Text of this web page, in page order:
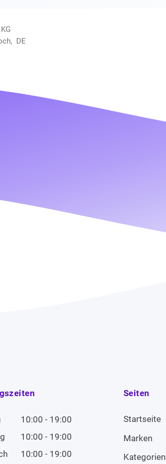
DE
10:00 - 19:00
10:00 - 19:00
10:00 - 19:00
Seiten
Startseite
Marken
Kategorien